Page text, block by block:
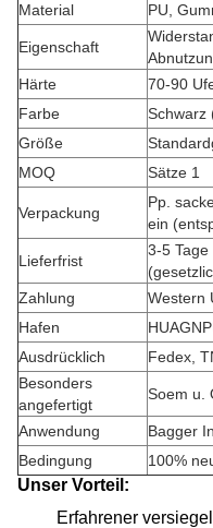
Material
PU,
Eigenschaft
Härte
70-90
Farbe
Schwarz
Größe
MOQ
Sätze 1
Verpackung
Pp.
ein
Lieferfrist
3-5
Zahlung
Western
Hafen
Ausdrücklich
Fedex,
Besonders
angefertigt
Soem u.
Anwendung
Bagger
Bedingung
100%
Unser Vorteil:
Erfahrener